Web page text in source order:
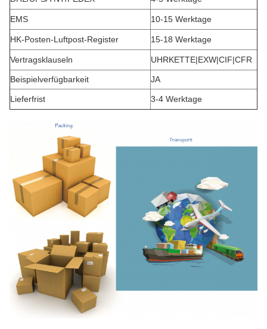
EMS 10-15 Werktage
HK-Posten-Luftpost-Register 15-18 Werktage
Vertragsklauseln UHRKETTE|EXW|CIF|CFR
Beispielverfügbarkeit JA
Lieferfrist 3-4 Werktage